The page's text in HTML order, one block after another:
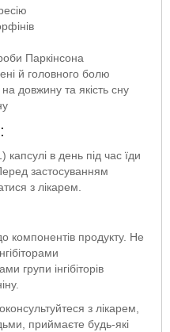
Паркінсона
й головного болю
довжину та якість сну
в день під час їди
застосуванням
з лікарем.
компонентів продукту. Не
групи інгібіторів
з лікарем,
приймаєте будь-які